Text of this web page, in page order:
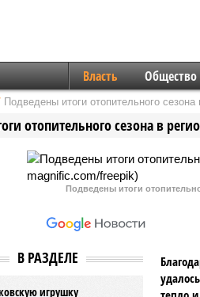
Власть Общество
Подведены итоги отопительного сезона
отопительного сезона в
Подведены итоги
В РАЗДЕЛЕ
игрушку